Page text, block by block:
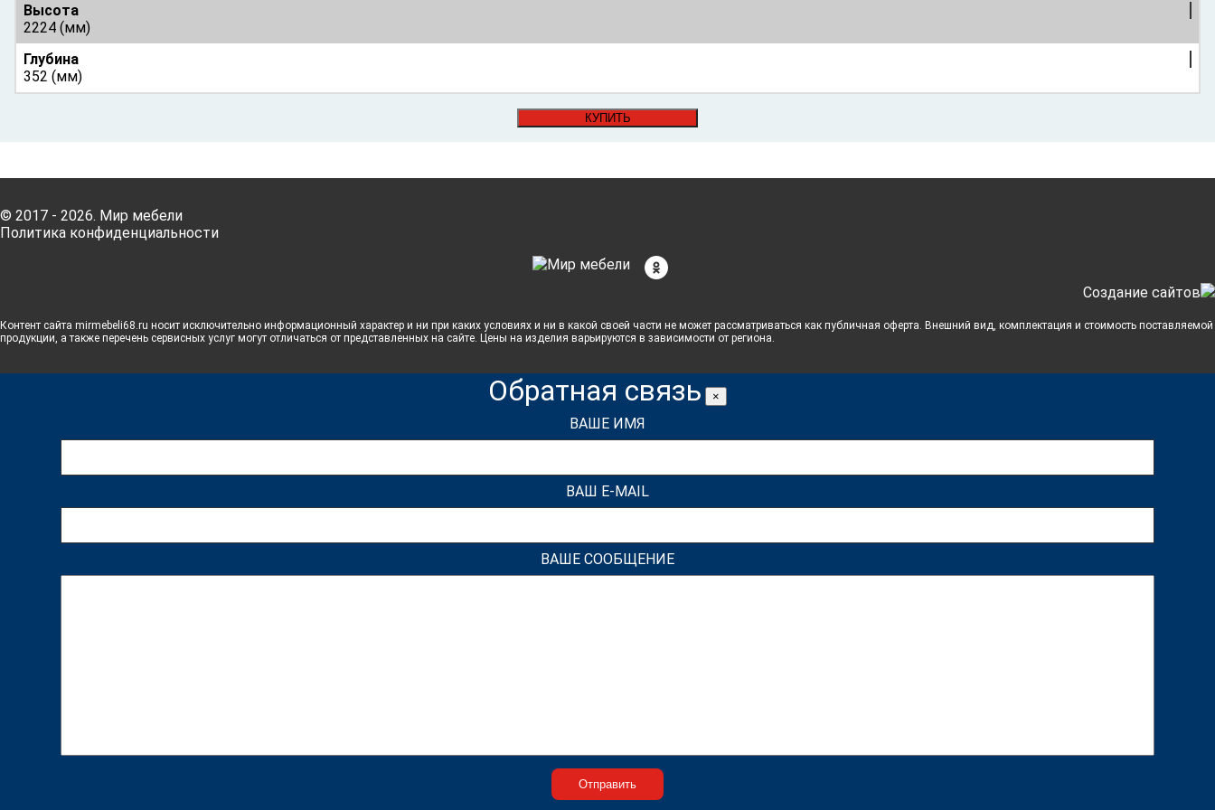
Высота
2224 (мм)
Глубина
352 (мм)
КУПИТЬ
© 2017 - 2026. Мир мебели
Политика конфиденциальности
Cоздание сайтов
Контент сайта mirmebeli68.ru носит исключительно информационный характер и ни при каких условиях и ни в какой своей части не может рассматриваться как публичная оферта. Внешний вид, комплектация и стоимость поставляемой
продукции, а также перечень сервисных услуг могут отличаться от представленных на сайте. Цены на изделия варьируются в зависимости от региона.
Обратная связь ×
ВАШЕ ИМЯ
ВАШ E-MAIL
ВАШЕ СООБЩЕНИЕ